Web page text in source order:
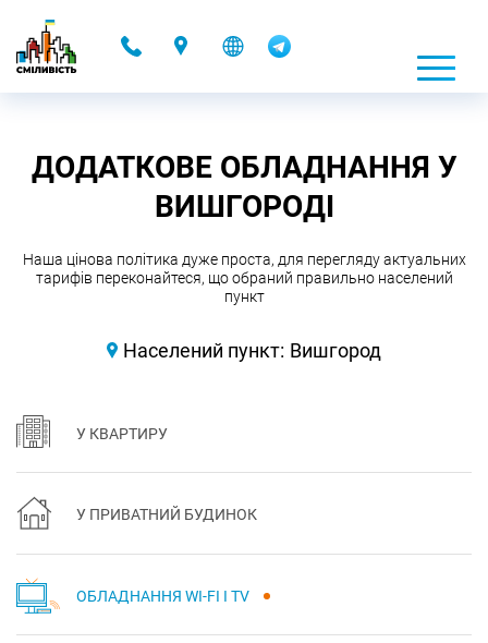
ДОДАТКОВЕ ОБЛАДНАННЯ У
ВИШГОРОДІ
Наша цінова політика дуже проста, для перегляду актуальних
тарифів переконайтеся, що обраний правильно населений
пункт
Населений пункт: Вишгород
У КВАРТИРУ
У ПРИВАТНИЙ БУДИНОК
ОБЛАДНАННЯ WI-FI І TV